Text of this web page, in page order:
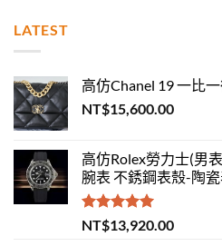
LATEST
高仿Chanel 19 一比
NT$15,600.00
高仿Rolex勞力士(男
腕表 不銹鋼表殼-陶
評分5.00
滿分 5
NT$13,920.00